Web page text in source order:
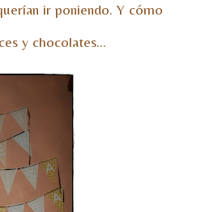
ir poniendo. Y cómo
y chocolates…